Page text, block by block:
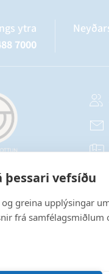
vefsíðu
greina upplýsingar
frá
ytra
7000